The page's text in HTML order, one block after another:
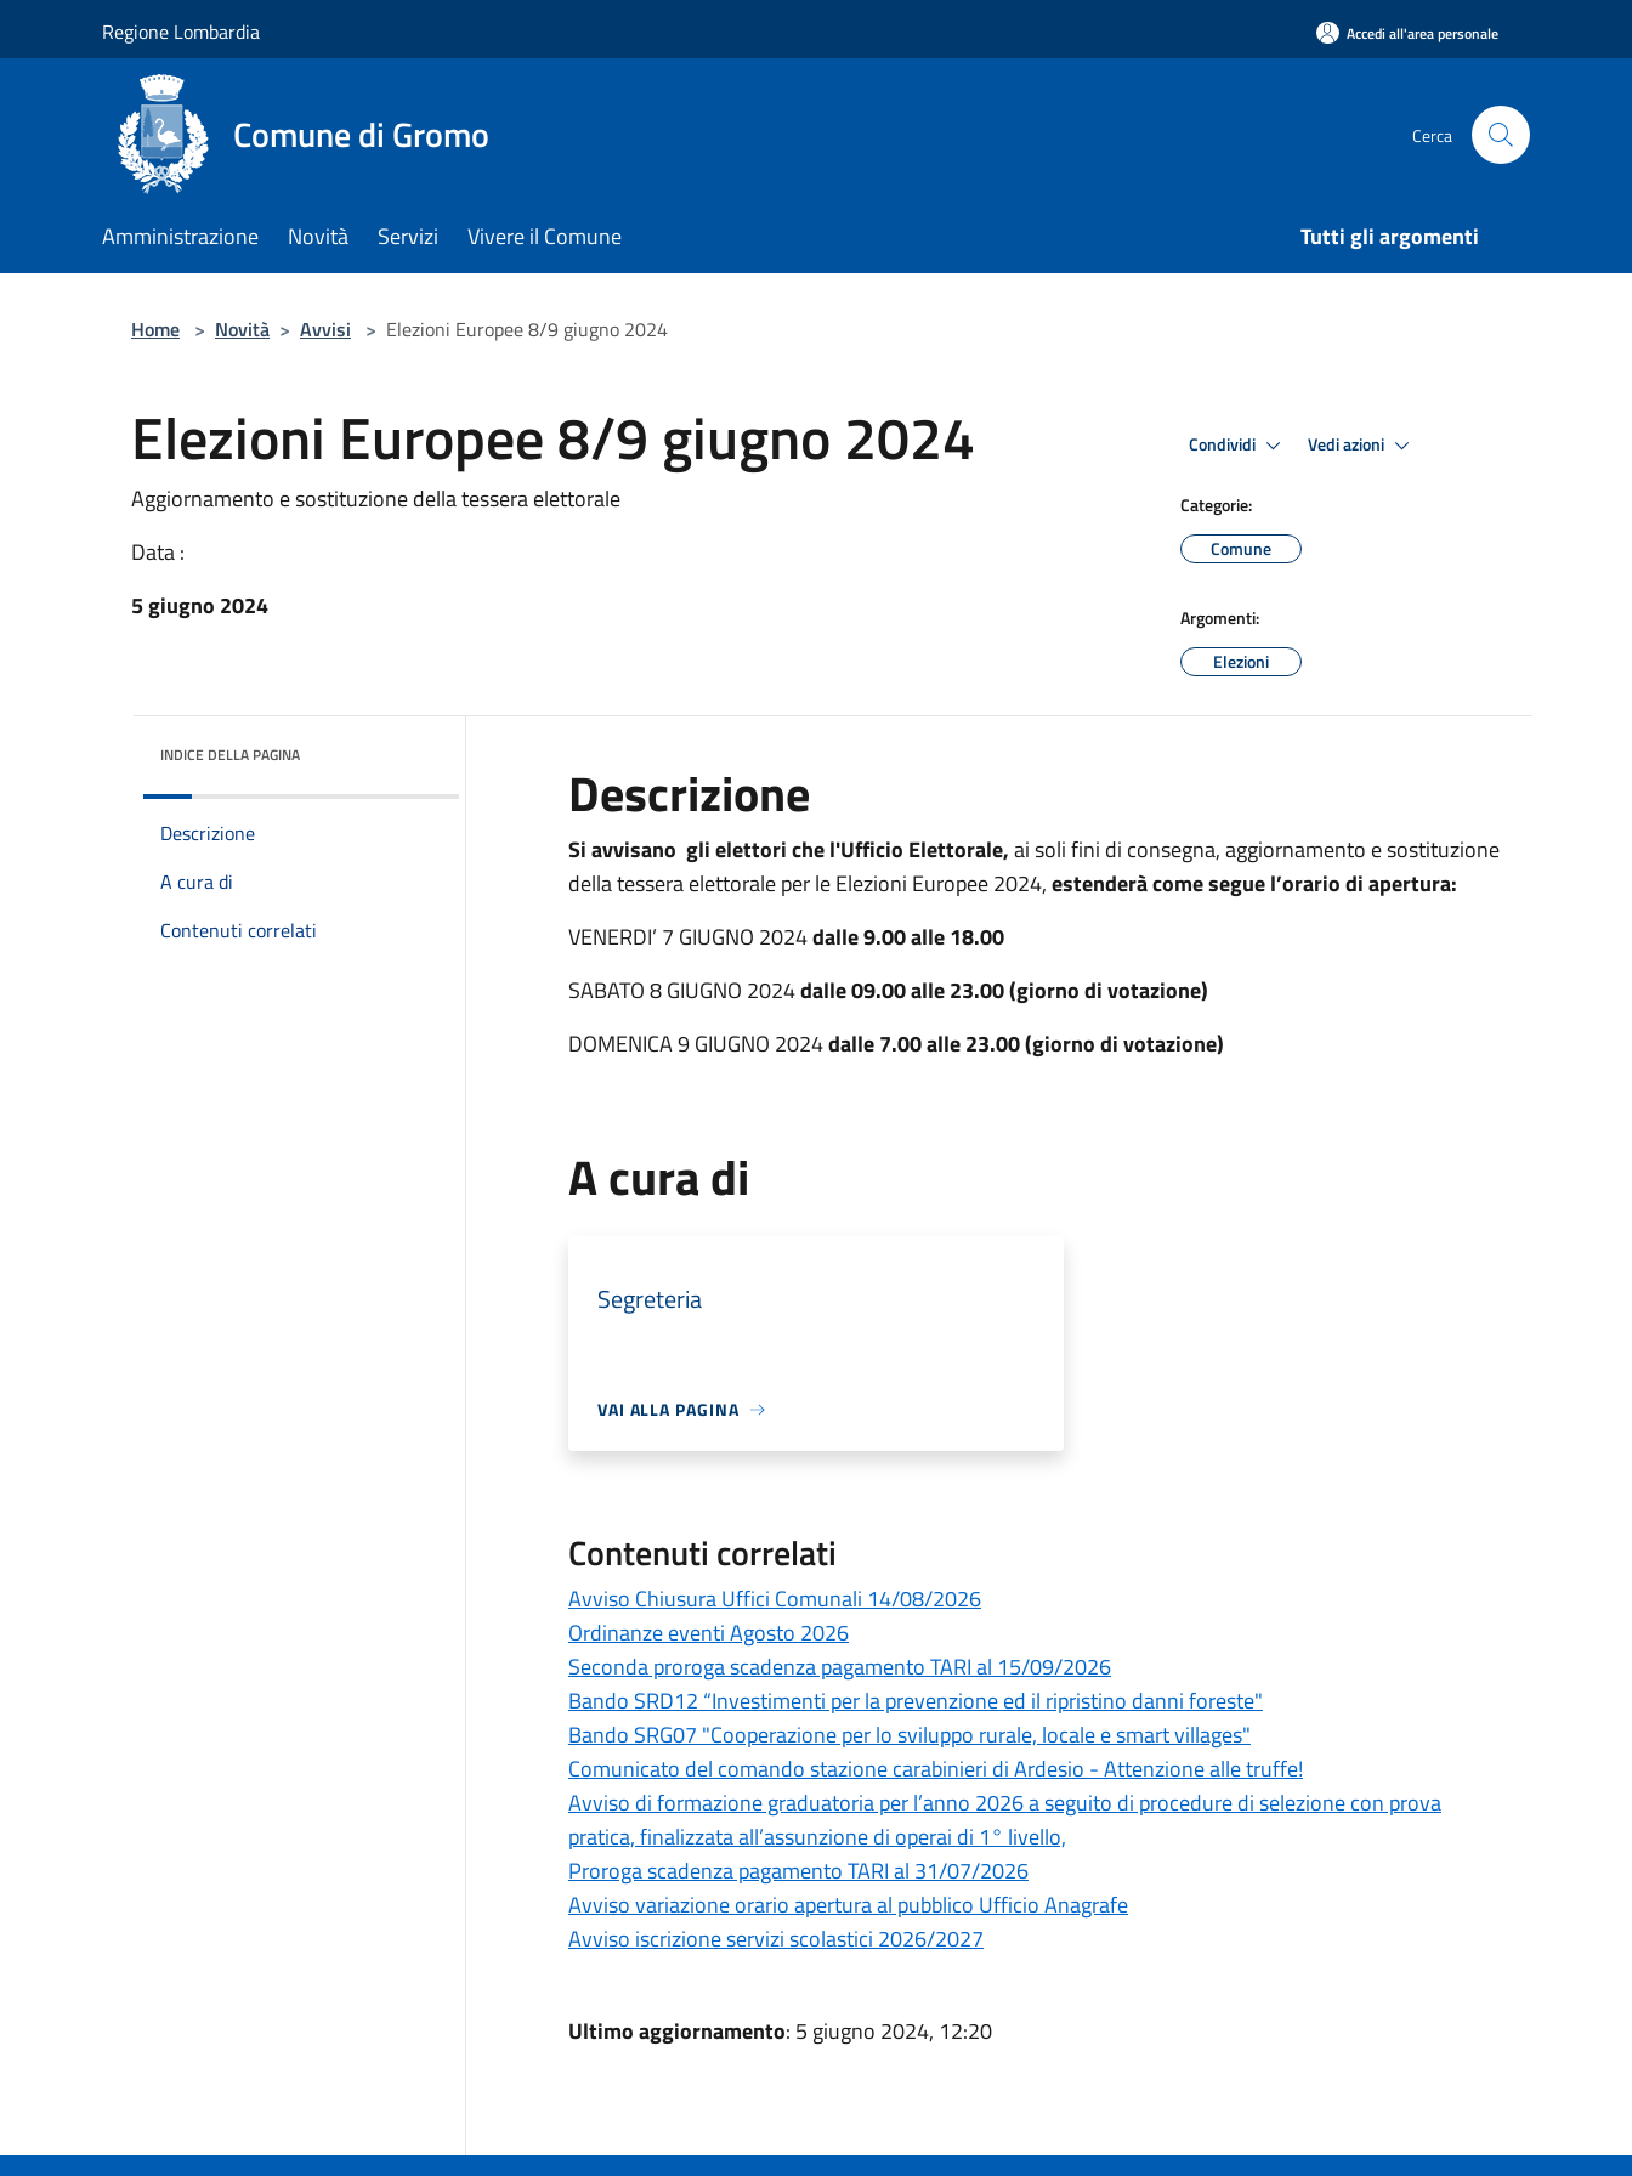
Regione Lombardia Accedi all'area personale
Comune di Gromo Cerca
Amministrazione Novità Servizi Vivere il Comune Tutti gli argomenti
Home > Novità > Avvisi > Elezioni Europee 8/9 giugno 2024
Elezioni Europee 8/9 giugno 2024
Aggiornamento e sostituzione della tessera elettorale
Data :
5 giugno 2024
Condividi Vedi azioni
Categorie:
Comune
Argomenti:
Elezioni
INDICE DELLA PAGINA
Descrizione
A cura di
Contenuti correlati
Descrizione
Si avvisano gli elettori che l'Ufficio Elettorale,ai soli fini di consegna, aggiornamento e sostituzione
della tessera elettoraleper le Elezioni Europee 2024,estenderà come segue l’orario di apertura:
VENERDI’ 7 GIUGNO 2024dalle 9.00 alle 18.00
SABATO 8 GIUGNO 2024dalle 09.00 alle 23.00 (giorno di votazione)
DOMENICA 9 GIUGNO 2024dalle 7.00 alle 23.00 (giorno di votazione)
A cura di
Segreteria
VAI ALLA PAGINA
Contenuti correlati
Avviso Chiusura Uffici Comunali 14/08/2026
Ordinanze eventi Agosto 2026
Seconda proroga scadenza pagamento TARI al 15/09/2026
Bando SRD12 “Investimenti per la prevenzione ed il ripristino danni foreste"
Bando SRG07 "Cooperazione per lo sviluppo rurale, locale e smart villages"
Comunicato del comando stazione carabinieri di Ardesio - Attenzione alle truffe!
Avviso di formazione graduatoria per l’anno 2026 a seguito di procedure di selezione con prova
pratica, finalizzata all’assunzione di operai di 1° livello,
Proroga scadenza pagamento TARI al 31/07/2026
Avviso variazione orario apertura al pubblico Ufficio Anagrafe
Avviso iscrizione servizi scolastici 2026/2027
Ultimo aggiornamento: 5 giugno 2024, 12:20